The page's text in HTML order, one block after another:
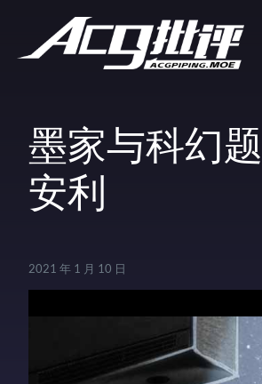
墨家与科幻
安利
2021 年 1 月 10 日